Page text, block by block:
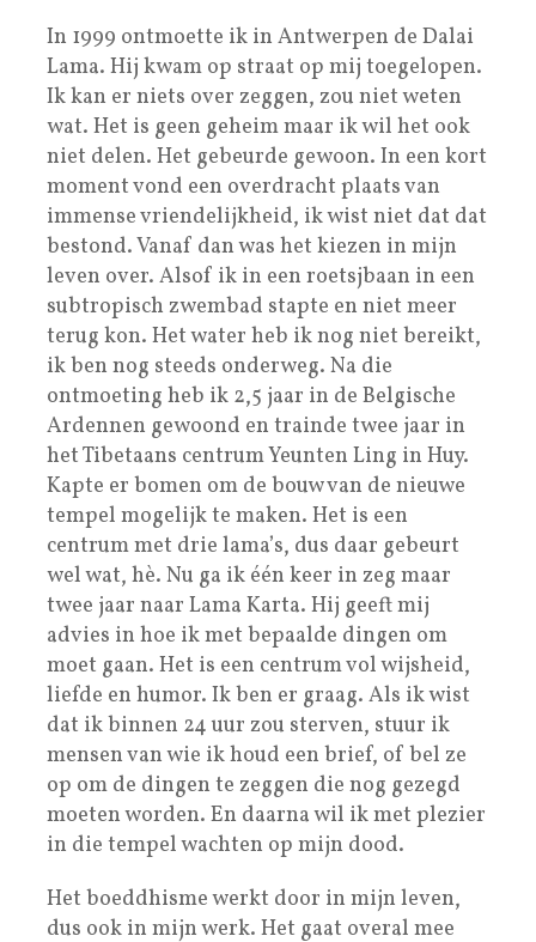
In 1999 ontmoette ik in Antwerpen de Dalai
Lama. Hij kwam op straat op mij toegelopen.
Ik kan er niets over zeggen, zou niet weten
wat. Het is geen geheim maar ik wil het ook
niet delen. Het gebeurde gewoon. In een kort
moment vond een overdracht plaats van
immense vriendelijkheid, ik wist niet dat dat
bestond. Vanaf dan was het kiezen in mijn
leven over. Alsof ik in een roetsjbaan in een
subtropisch zwembad stapte en niet meer
terug kon. Het water heb ik nog niet bereikt,
ik ben nog steeds onderweg. Na die
ontmoeting heb ik 2,5 jaar in de Belgische
Ardennen gewoond en trainde twee jaar in
het Tibetaans centrum Yeunten Ling in Huy.
Kapte er bomen om de bouw van de nieuwe
tempel mogelijk te maken. Het is een
centrum met drie lama’s, dus daar gebeurt
wel wat, hè. Nu ga ik één keer in zeg maar
twee jaar naar Lama Karta. Hij geeft mij
advies in hoe ik met bepaalde dingen om
moet gaan. Het is een centrum vol wijsheid,
liefde en humor. Ik ben er graag. Als ik wist
dat ik binnen 24 uur zou sterven, stuur ik
mensen van wie ik houd een brief, of bel ze
op om de dingen te zeggen die nog gezegd
moeten worden. En daarna wil ik met plezier
in die tempel wachten op mijn dood.
Het boeddhisme werkt door in mijn leven,
dus ook in mijn werk. Het gaat overal mee